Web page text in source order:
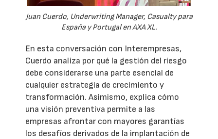
Juan Cuerdo, Underwriting Manager, Casualty para
España y Portugal en AXA XL.
En esta conversación con Interempresas,
Cuerdo analiza por qué la gestión del riesgo
debe considerarse una parte esencial de
cualquier estrategia de crecimiento y
transformación. Asimismo, explica cómo
una visión preventiva permite a las
empresas afrontar con mayores garantías
los desafíos derivados de la implantación de